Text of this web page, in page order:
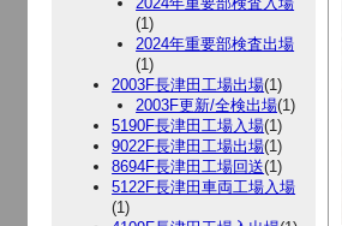
(1)
2024年重要部検査出場
(1)
2003F長津田工場出場(1)
2003F更新/全検出場(1)
5190F長津田工場入場(1)
9022F長津田工場出場(1)
8694F長津田工場回送(1)
5122F長津田車両工場入場
(1)